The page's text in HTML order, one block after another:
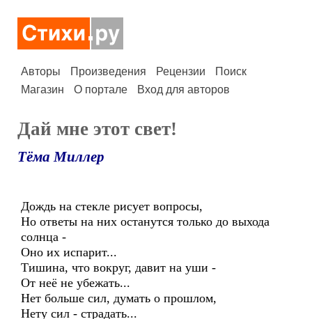
Авторы Произведения Рецензии
Поиск
Магазин
О портале Вход для авторов
Дай мне этот свет!
Тёма Миллер
Дождь на стекле рисует вопросы,
Но ответы на них останутся только до выхода
солнца -
Оно их испарит...
Тишина, что вокруг, давит на уши -
От неё не убежать...
Нет больше сил, думать о прошлом,
Нету сил - страдать...